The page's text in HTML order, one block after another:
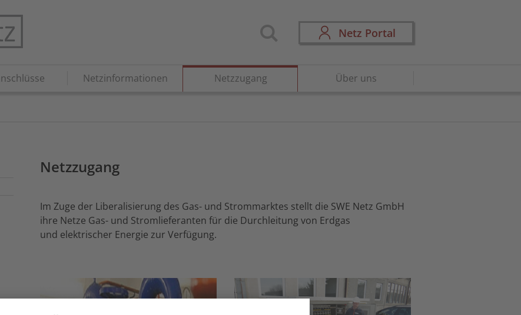
Netz Portal
Netzinformationen Netzzugang Über uns
Netzzugang
Im Zuge der Liberalisierung des Gas- und Strommarktes stellt die SWE Netz GmbH
ihre Netze Gas- und Stromlieferanten für die Durchleitung von Erdgas
und elektrischer Energie zur Verfügung.